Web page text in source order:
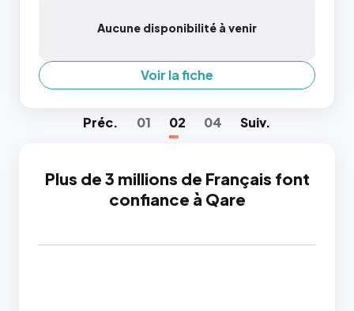
Aucune disponibilité à venir
Voir la fiche
Préc. 01 02 04 Suiv.
Plus de 3 millions de Français font
confiance à Qare